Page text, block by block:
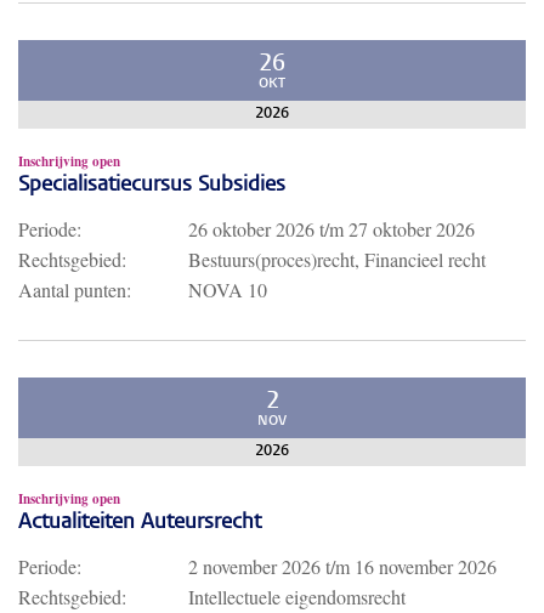
26
OKT
2026
Inschrijving open
Specialisatiecursus Subsidies
Periode: 26 oktober 2026t/m27 oktober 2026
Rechtsgebied:
Bestuurs(proces)recht, Financieel recht
Aantal punten:
NOVA 10
2
NOV
2026
Inschrijving open
Actualiteiten Auteursrecht
Periode: 2 november 2026t/m 16 november 2026
Rechtsgebied:
Intellectuele eigendomsrecht